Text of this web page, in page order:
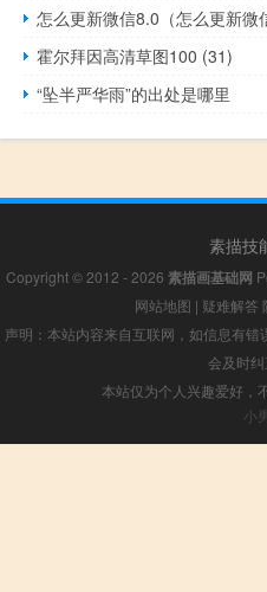
怎么更新微信8.0（怎么更新微
霍尔拜因高清草图100 (31)
“坠半严华雨”的出处是哪里
素描技
Copyright © 2012 - 2026 素描画基础网
网站地图 | 疑难解答
声明：本站内容来自互联网，如信息有
会及时
本站仅为个人兴趣爱好，
小